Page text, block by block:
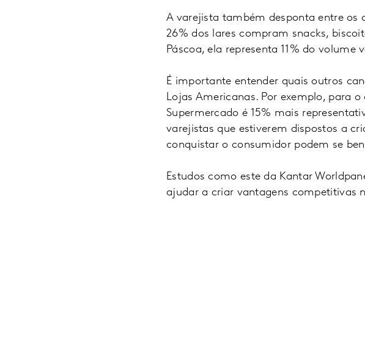
A varejista também desponta entre os
26% dos lares compram snacks,
Páscoa, ela representa 11% do volume
É importante entender quais outros
Lojas Americanas. Por exemplo, para
Supermercado é 15% mais
varejistas que estiverem dispostos a
conquistar o consumidor podem se
Estudos como este da Kantar
ajudar a criar vantagens competitivas